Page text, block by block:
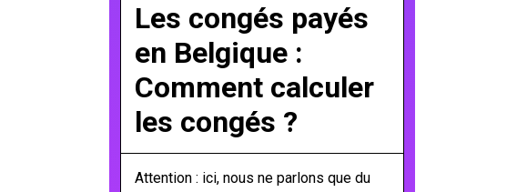
Les congés payés
en Belgique :
Comment calculer
les congés ?
Attention : ici, nous ne parlons que du